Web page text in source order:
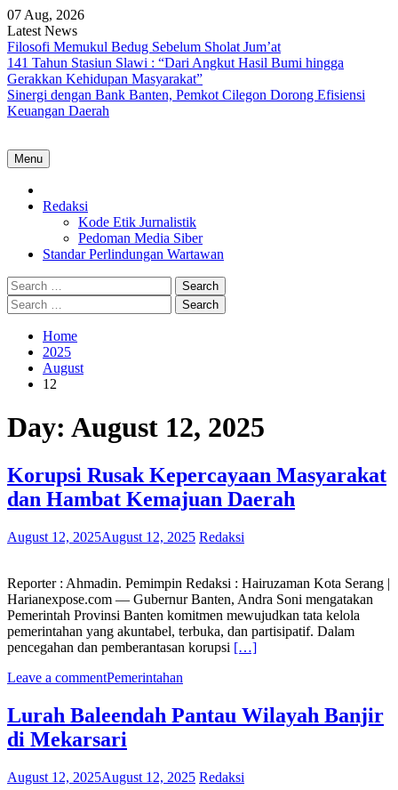
Skip
to
content
07 Aug, 2026
Latest News
Filosofi Memukul Bedug Sebelum Sholat Jum’at
141 Tahun Stasiun Slawi : “Dari Angkut Hasil Bumi hingga
Gerakkan Kehidupan Masyarakat”
Sinergi dengan Bank Banten, Pemkot Cilegon Dorong Efisiensi
Keuangan Daerah
Menu
Redaksi
Kode Etik Jurnalistik
Pedoman Media Siber
Standar Perlindungan Wartawan
Search
for:
Search
for:
Home
2025
August
12
Day: August 12, 2025
Korupsi Rusak Kepercayaan Masyarakat
dan Hambat Kemajuan Daerah
August 12, 2025August 12, 2025 Redaksi
Reporter : Ahmadin. Pemimpin Redaksi : Hairuzaman Kota Serang |
Harianexpose.com — Gubernur Banten, Andra Soni mengatakan
Pemerintah Provinsi Banten komitmen mewujudkan tata kelola
pemerintahan yang akuntabel, terbuka, dan partisipatif. Dalam
pencegahan dan pemberantasan korupsi […]
Leave a commentPemerintahan
Lurah Baleendah Pantau Wilayah Banjir
di Mekarsari
August 12, 2025August 12, 2025 Redaksi